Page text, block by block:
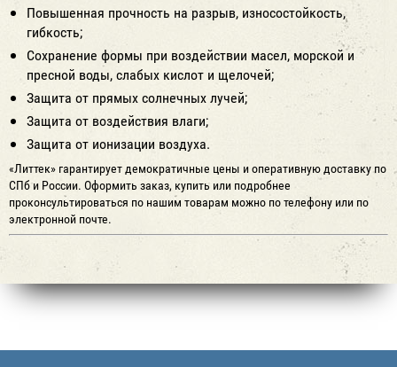
Повышенная прочность на разрыв, износостойкость,
гибкость;
Сохранение формы при воздействии масел, морской и
пресной воды, слабых кислот и щелочей;
Защита от прямых солнечных лучей;
Защита от воздействия влаги;
Защита от ионизации воздуха.
«Литтек» гарантирует демократичные цены и оперативную доставку по
СПб и России. Оформить заказ, купить или подробнее
проконсультироваться по нашим товарам можно по телефону или по
электронной почте.